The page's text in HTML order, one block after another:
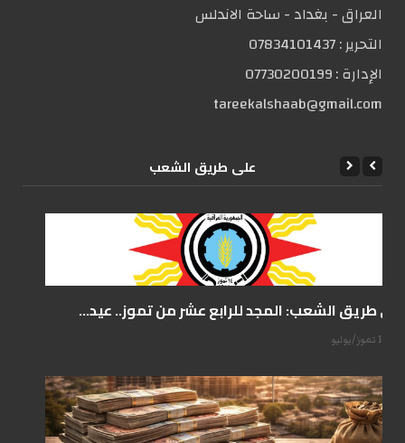
العراق - بغداد - ساحة الاندلس
التحریر :07834101437
الإدارة :07730200199
tareekalshaab@gmail.com
علی طریق الشعب
على طريق الشعب: المجد للرابع عشر من تموز.. عيد...
14 تموز/يوليو